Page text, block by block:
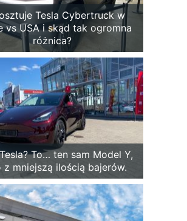
Tesla Cybertruck w
vs USA i skąd tak ogromna
różnica?
To… ten sam Model Y,
z mniejszą ilością bajerów.